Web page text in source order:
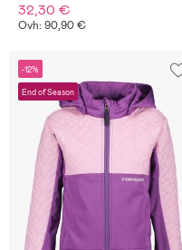
32,30 €
Ovh: 90,90 €
-12%
End of Season